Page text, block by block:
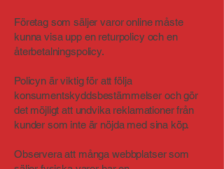
Företag som säljer varor online måste
kunna visa upp en returpolicy och en
återbetalningspolicy.
Policyn är viktig för att följa
konsumentskyddsbestämmelser och gör
det möjligt att undvika reklamationer från
kunder som inte är nöjda med sina köp.
Observera att många webbplatser som